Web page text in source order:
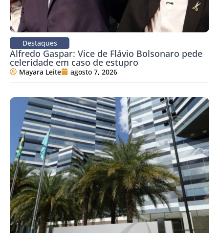
Destaques
Alfredo Gaspar: Vice de Flávio Bolsonaro pede
celeridade em caso de estupro
Mayara Leite agosto 7, 2026